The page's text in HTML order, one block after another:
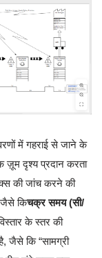
में गहराई से जाने के
दृश्य प्रदान करता
की जांच करने की
किचक्र समय (सी/
के स्तर की
जैसे कि “सामग्री